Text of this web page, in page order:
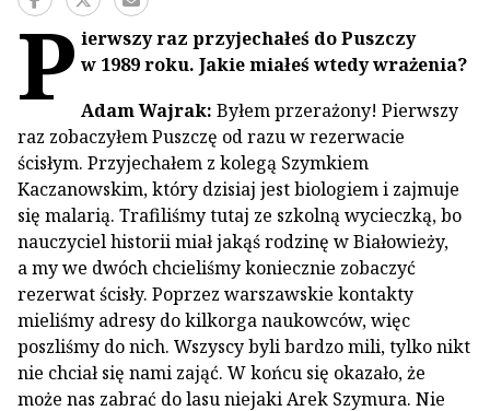
P ierwszy raz przyjechałeś do Puszczy
w 1989 roku. Jakie miałeś wtedy wrażenia?
Adam Wajrak: Byłem przerażony! Pierwszy
raz zobaczyłem Puszczę od razu w rezerwacie
ścisłym. Przyjechałem z kolegą Szymkiem
Kaczanowskim, który dzisiaj jest biologiem i zajmuje
się malarią. Trafiliśmy tutaj ze szkolną wycieczką, bo
nauczyciel historii miał jakąś rodzinę w Białowieży,
a my we dwóch chcieliśmy koniecznie zobaczyć
rezerwat ścisły. Poprzez warszawskie kontakty
mieliśmy adresy do kilkorga naukowców, więc
poszliśmy do nich. Wszyscy byli bardzo mili, tylko nikt
nie chciał się nami zająć. W końcu się okazało, że
może nas zabrać do lasu niejaki Arek Szymura. Nie